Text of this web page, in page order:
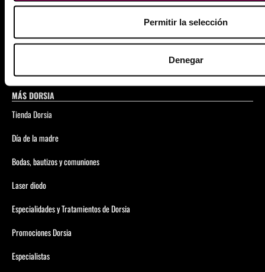
Permitir la selección
Denegar
Manga Gástrica
MÁS DORSIA
Tienda Dorsia
Día de la madre
Bodas, bautizos y comuniones
Laser diodo
Especialidades y Tratamientos de Dorsia
Promociones Dorsia
Especialistas